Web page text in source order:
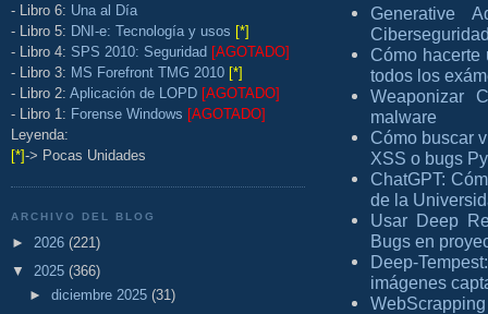
- Libro 6: Una al Día
- Libro 5: DNI-e: Tecnología y usos [*]
- Libro 4: SPS 2010: Seguridad [AGOTADO]
- Libro 3: MS Forefront TMG 2010 [*]
- Libro 2: Aplicación de LOPD [AGOTADO]
- Libro 1: Forense Windows [AGOTADO]
Leyenda:
[*]-> Pocas Unidades
ARCHIVO DEL BLOG
► 2026 (221)
▼ 2025 (366)
► diciembre 2025 (31)
Generative
Cómo
todos los
Weaponizar
malware
Cómo buscar
XSS o bugs
ChatGPT:
de la
Usar Deep
Bugs en
Deep-
imágenes